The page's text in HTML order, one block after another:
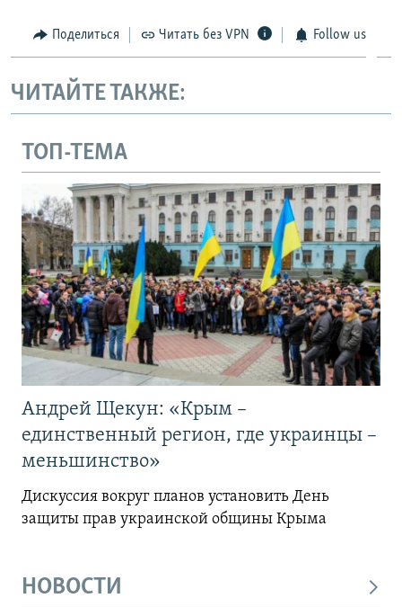
Поделиться Читать без VPN Follow us
ЧИТАЙТЕ ТАКЖЕ:
ТОП-ТЕМА
Андрей Щекун: «Крым –
единственный регион, где украинцы –
меньшинство»
Дискуссия вокруг планов установить День
защиты прав украинской общины Крыма
НОВОСТИ